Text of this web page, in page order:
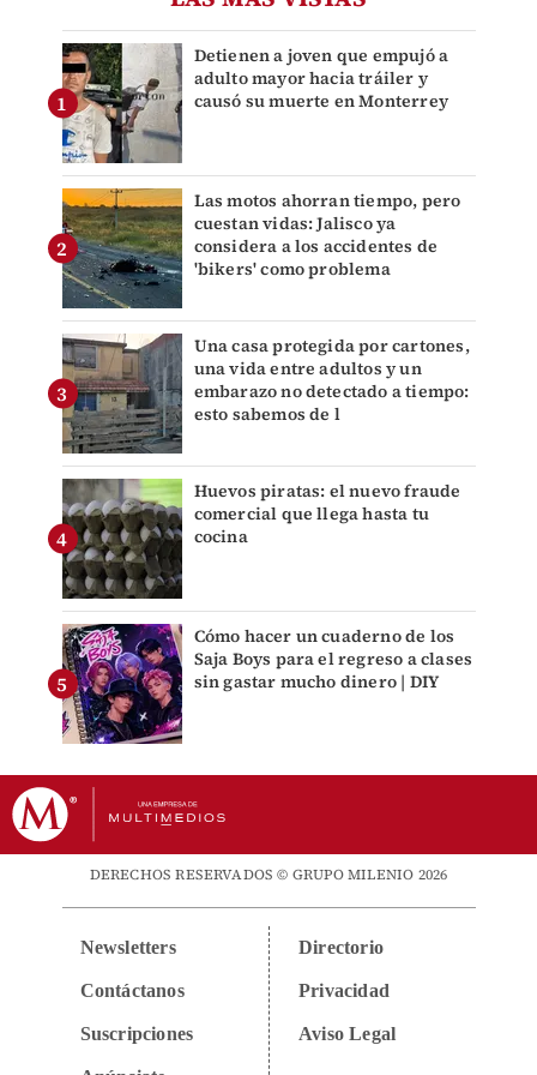
Detienen a joven que empujó a
adulto mayor hacia tráiler y
causó su muerte en Monterrey
Las motos ahorran tiempo, pero
cuestan vidas: Jalisco ya
considera a los accidentes de
'bikers' como problema
Una casa protegida por cartones,
una vida entre adultos y un
embarazo no detectado a tiempo:
esto sabemos de l
Huevos piratas: el nuevo fraude
comercial que llega hasta tu
cocina
Cómo hacer un cuaderno de los
Saja Boys para el regreso a clases
sin gastar mucho dinero | DIY
DERECHOS RESERVADOS © GRUPO MILENIO 2026
Newsletters
Contáctanos
Suscripciones
Directorio
Privacidad
Aviso Legal